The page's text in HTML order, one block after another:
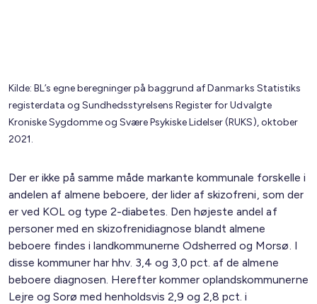
Kilde: BL’s egne beregninger på baggrund af Danmarks Statistiks
registerdata og Sundhedsstyrelsens Register for Udvalgte
Kroniske Sygdomme og Svære Psykiske Lidelser (RUKS), oktober
2021.
Der er ikke på samme måde markante kommunale forskelle i
andelen af almene beboere, der lider af skizofreni, som der
er ved KOL og type 2-diabetes. Den højeste andel af
personer med en skizofrenidiagnose blandt almene
beboere findes i landkommunerne Odsherred og Morsø. I
disse kommuner har hhv. 3,4 og 3,0 pct. af de almene
beboere diagnosen. Herefter kommer oplandskommunerne
Lejre og Sorø med henholdsvis 2,9 og 2,8 pct. i